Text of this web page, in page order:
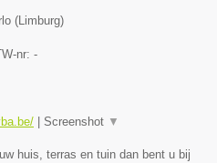
( Limburg)
nr: -
Screenshot ▼
huis, terras en tuin dan bent u bij